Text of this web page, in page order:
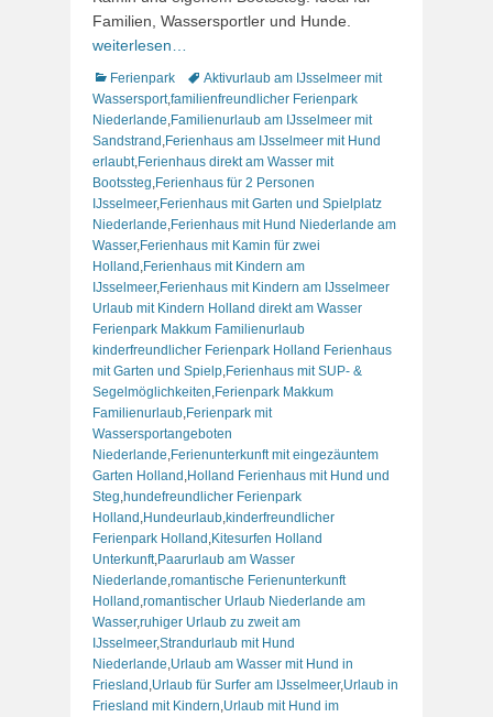
Familien, Wassersportler und Hunde.
weiterlesen…
Kategorien
Ferienpark Schlagworte
Aktivurlaub am IJsselmeer mit
Wassersport,familienfreundlicher Ferienpark
Niederlande Familienurlaub am IJsselmeer mit
Sandstrand Ferienhaus am IJsselmeer mit Hund
erlaubt, Ferienhaus direkt am Wasser mit
Bootssteg Ferienhaus für 2 Personen
IJsselmeer, Ferienhaus mit Garten und Spielplatz
Niederlande Ferienhaus mit Hund Niederlande am
Wasser, Ferienhaus mit Kamin für zwei
Holland Ferienhaus mit Kindern am
IJsselmeer, Ferienhaus mit Kindern am IJsselmeer
Urlaub mit Kindern Holland direkt am Wasser
Ferienpark Makkum Familienurlaub
kinderfreundlicher Ferienpark Holland Ferienhaus
mit Garten und Spielp Ferienhaus mit SUP- &
Segelmöglichkeiten Ferienpark Makkum
Familienurlaub Ferienpark mit
Wassersportangeboten
Niederlande Ferienunterkunft mit eingezäuntem
Garten Holland Holland Ferienhaus mit Hund und
Steg hundefreundlicher Ferienpark
Holland Hundeurlaub kinderfreundlicher
Ferienpark Holland Kitesurfen Holland
Unterkunft, Paarurlaub am Wasser
Niederlande romantische Ferienunterkunft
Holland romantischer Urlaub Niederlande am
Wasser,ruhiger Urlaub zu zweit am
IJsselmeer,Strandurlaub mit Hund
Niederlande Urlaub am Wasser mit Hund in
Friesland Urlaub für Surfer am IJsselmeer, Urlaub in
Friesland mit Kindern Urlaub mit Hund im